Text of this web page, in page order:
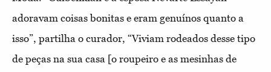
adoravam coisas bonitas e eram genuínos quanto a
isso”, partilha o curador, “Viviam rodeados desse tipo
de peças na sua casa [o roupeiro e as mesinhas de